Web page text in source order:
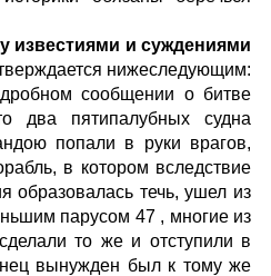
известиями и суждениями
нижеследующим:
сообщении о битве
два пятипалубных судна
попали в руки врагов,
в котором вследствие
образовалась течь, ушел из
парусом 47 , многие из
то же и отступили в
вынужден был к тому же